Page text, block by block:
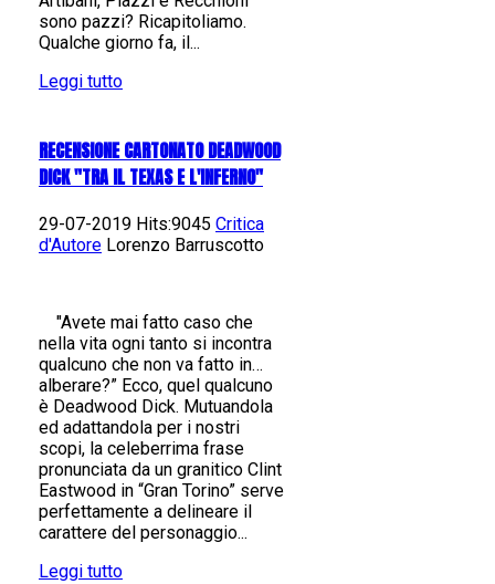
sono pazzi? Ricapitoliamo.
Qualche giorno fa, il...
Leggi tutto
RECENSIONE CARTONATO DEADWOOD
DICK "TRA IL TEXAS E L'INFERNO"
29-07-2019 Hits:9045 Critica
d'Autore Lorenzo Barruscotto
"Avete mai fatto caso che
nella vita ogni tanto si incontra
qualcuno che non va fatto in…
alberare?” Ecco, quel qualcuno
è Deadwood Dick. Mutuandola
ed adattandola per i nostri
scopi, la celeberrima frase
pronunciata da un granitico Clint
Eastwood in “Gran Torino” serve
perfettamente a delineare il
carattere del personaggio...
Leggi tutto